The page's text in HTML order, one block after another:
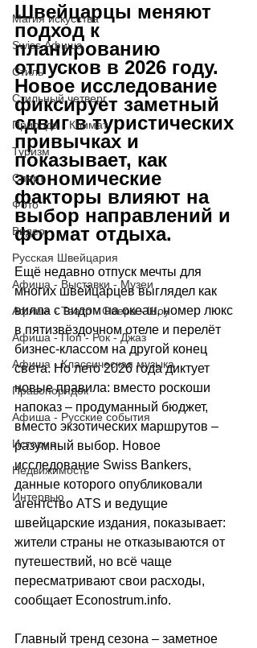
Магия искусства
Swiss Афиша
Стиль
Стильный четверг
Природа - Климат
Туризм
Спорт
Фото
Видео
Русская Швейцария
Афиша - Выставки - Музеи
Афиша - Театр - Опера - Шоу
Афиша - Поп - Рок - Джаз
Афиша - Классическая музыка
Правопорядок
Афиша - Русские события
История
Недвижимость
Интервью
Швейцарцы меняют
подход к
планированию
отпусков в 2026 году.
Новое исследование
фиксирует заметный
сдвиг в туристических
привычках и
показывает, как
экономические
факторы влияют на
выбор направлений и
формат отдыха.
Ещё недавно отпуск мечты для
многих швейцарцев выглядел как
вилла с видом на океан, номер люкс
в пятизвёздочном отеле и перелёт
бизнес-классом на другой конец
света. Но лето 2026 года диктует
новые правила: вместо роскоши
напоказ – продуманный бюджет,
вместо экзотических маршрутов –
разумный выбор. Новое
исследование Swiss Bankers,
данные которого опубликовали
агентство ATS и ведущие
швейцарские издания, показывает:
жители страны не отказываются от
путешествий, но всё чаще
пересматривают свои расходы,
сообщает Econostrum.info.
Главный тренд сезона – заметное